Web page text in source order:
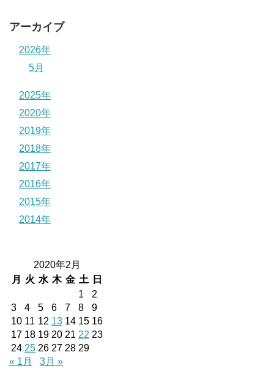
アーカイブ
2026年
5月
2025年
2020年
2019年
2018年
2017年
2016年
2015年
2014年
2020年2月
月
火 水 木 金 土
日
1
2
3
4 5 6 7 8
9
10 11 12 13 14 15 16
17 18 19 20 21 22 23
24 25 26 27 28 29
« 1月
3月 »